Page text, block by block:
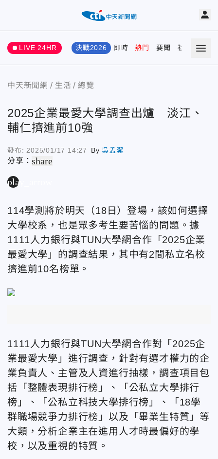
LIVE 24HR 決戰2026 即時 熱門 要聞 社會 娛樂
中天新聞網 生活 總覽
2025企業最愛大學調查出爐 淡江、
輔仁擠進前10強
發布: 2025/01/17 14:27 By吳孟潔
分享：share
play_arrow
114學測將於明天（18日）登場，該如何選擇
大學校系，也是眾多考生要苦惱的問題。據
1111人力銀行與TUN大學網合作「2025企業
最愛大學」的調查結果，其中有2間私立名校
擠進前10名榜單。
1111人力銀行與TUN大學網合作對「2025企
業最愛大學」進行調查，針對有選才權力的企
業負責人、主管及人資進行抽樣，調查項目包
括「整體表現排行榜」、「公私立大學排行
榜」、「公私立科技大學排行榜」、「18學
群職場競爭力排行榜」以及「畢業生特質」等
大類，分析企業主在進用人才時最偏好的學
校，以及重視的特質。